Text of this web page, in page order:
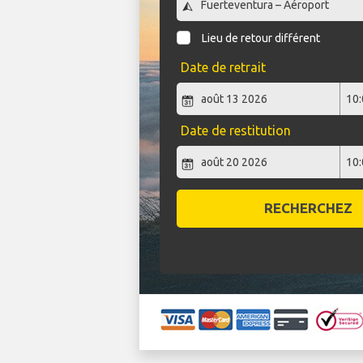
Lieu de retour différent
Date de retrait
Date de restitution
RECHERCHEZ